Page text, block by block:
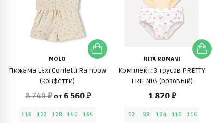
MOLO
Пижама Lexi Confetti Rainbow
(конфетти)
8 740 ₽ от 6 560 ₽
116 122 128 140 164
RITA ROMANI
Комплект: 3 трусов PRETTY
FRIENDS (розовый)
1 820 ₽
92 98 104 110 116